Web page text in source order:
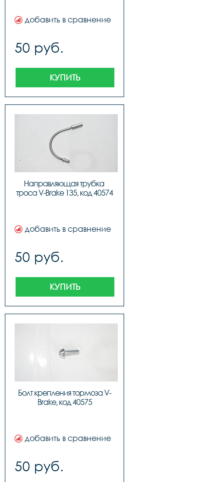
добавить в сравнение
50 руб.
КУПИТЬ
Направляющая трубка
троса V-Brake 135, код 40574
добавить в сравнение
50 руб.
КУПИТЬ
Болт крепления тормоза V-
Brake, код 40575
добавить в сравнение
50 руб.